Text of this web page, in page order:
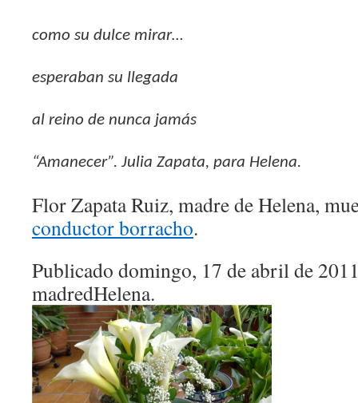
como su dulce mirar…
esperaban su llegada
al reino de nunca jamás
“Amanecer”. Julia Zapata, para Helena.
Flor Zapata Ruiz, madre de Helena,
conductor borracho.
Publicado domingo, 17 de abril de
madredHelena.